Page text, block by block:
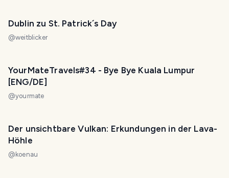
Dublin zu St. Patrick´s Day
@weitblicker
YourMateTravels#34 - Bye Bye Kuala Lumpur
[ENG/DE]
@yourmate
Der unsichtbare Vulkan: Erkundungen in der Lava-
Höhle
@ koenau